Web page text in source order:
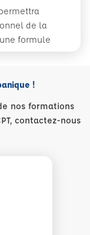
de la
formule
!
nos formations
contactez-nous